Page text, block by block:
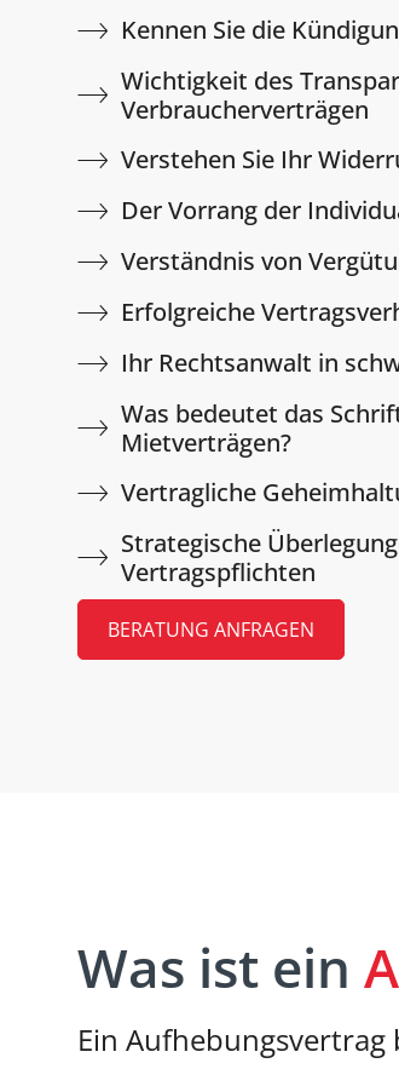
Kennen Sie die
Wichtigkeit des
Verbraucherverträgen
Verstehen Sie Ihr
Der Vorrang der
Verständnis von
Erfolgreiche
Ihr Rechtsanwalt in
Was bedeutet das
Mietverträgen?
Vertragliche
Strategische
Vertragspflichten
BERATUNG ANFRAGEN
Was ist ein
Ein